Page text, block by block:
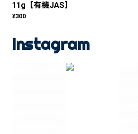
11g【有機JAS】
¥300
Instagram